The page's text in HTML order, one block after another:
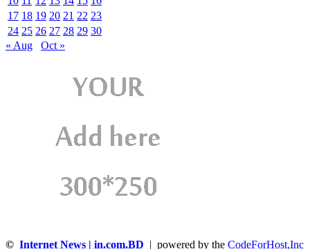
17 18 19 20 21 22 23
24 25 26 27 28 29 30
« Aug
Oct »
© Internet News | in.com.BD | powered by the CodeForHost,Inc